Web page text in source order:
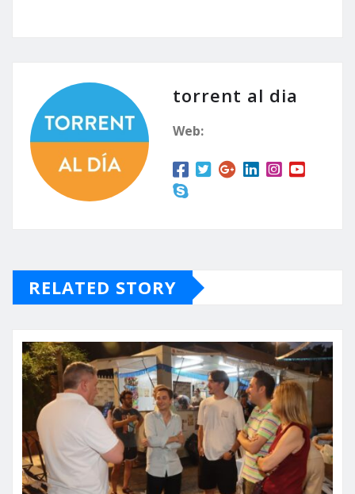
torrent al dia
Web:
RELATED STORY